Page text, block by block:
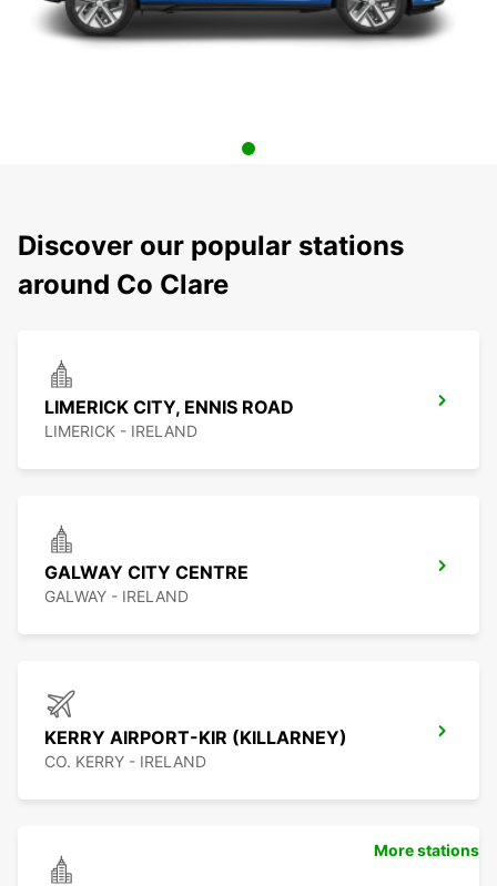
Discover our popular stations
around Co Clare
LIMERICK CITY, ENNIS ROAD
LIMERICK - IRELAND
GALWAY CITY CENTRE
GALWAY - IRELAND
KERRY AIRPORT-KIR (KILLARNEY)
CO. KERRY - IRELAND
More stations